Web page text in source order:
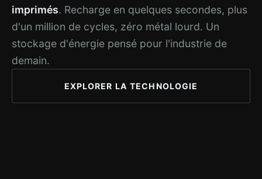
imprimés. Recharge en quelques secondes, plus
d'un million de cycles, zéro métal lourd. Un
stockage d'énergie pensé pour l'industrie de
demain.
EXPLORER LA TECHNOLOGIE